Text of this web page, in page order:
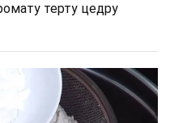
терту цедру